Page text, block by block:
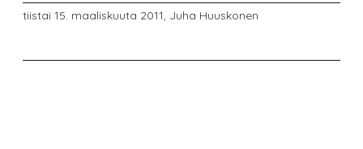
tiistai 15. maaliskuuta 2011, Juha Huuskonen